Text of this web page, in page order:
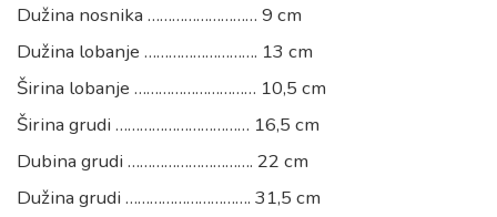
Dužina nosnika ……………………… 9 cm
Dužina lobanje ………………………. 13 cm
Širina lobanje ………………………… 10,5 cm
Širina grudi …………………………… 16,5 cm
Dubina grudi …………………………. 22 cm
Dužina grudi …………………………. 31,5 cm